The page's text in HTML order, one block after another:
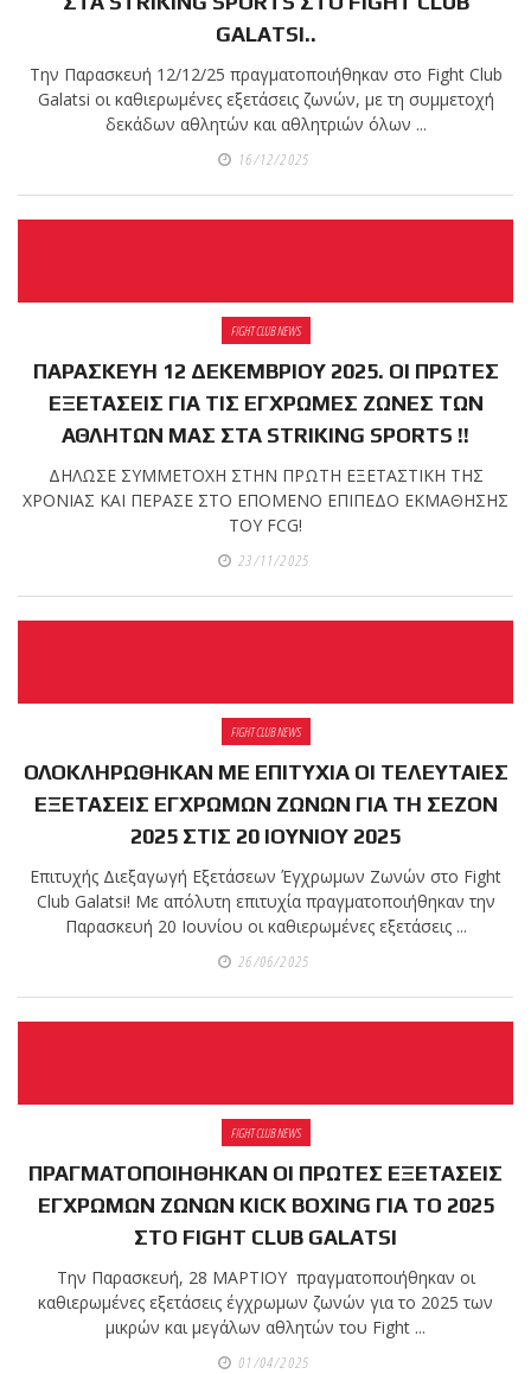
GALATSI..
Την Παρασκευή 12/12/25 πραγματοποιήθηκαν στο Fight Club
Galatsi οι καθιερωμένες εξετάσεις ζωνών, με τη συμμετοχή
δεκάδων αθλητών και αθλητριών όλων ...
16/12/2025
FIGHT CLUB NEWS
ΠΑΡΑΣΚΕΥΗ 12 ΔΕΚΕΜΒΡΙΟΥ 2025. ΟΙ ΠΡΩΤΕΣ
ΕΞΕΤΑΣΕΙΣ ΓΙΑ ΤΙΣ ΕΓΧΡΩΜΕΣ ΖΩΝΕΣ ΤΩΝ
ΑΘΛΗΤΩΝ ΜΑΣ ΣΤΑ STRIKING SPORTS !!
ΔΗΛΩΣΕ ΣΥΜΜΕΤΟΧΗ ΣΤΗΝ ΠΡΩΤΗ ΕΞΕΤΑΣΤΙΚΗ ΤΗΣ
ΧΡΟΝΙΑΣ ΚΑΙ ΠΕΡΑΣΕ ΣΤO ΕΠΟΜΕΝO ΕΠΙΠΕΔΟ ΕΚΜΑΘΗΣΗΣ
ΤΟΥ FCG!
23/11/2025
FIGHT CLUB NEWS
ΟΛΟΚΛΗΡΩΘΗΚΑΝ ΜΕ ΕΠΙΤΥΧΙΑ ΟΙ ΤΕΛΕΥΤΑΙΕΣ
ΕΞΕΤΑΣΕΙΣ ΕΓΧΡΩΜΩΝ ΖΩΝΩΝ ΓΙΑ ΤΗ ΣΕΖΟΝ
2025 ΣΤΙΣ 20 ΙΟΥΝΙΟΥ 2025
Επιτυχής Διεξαγωγή Εξετάσεων Έγχρωμων Ζωνών στο Fight
Club Galatsi! Με απόλυτη επιτυχία πραγματοποιήθηκαν την
Παρασκευή 20 Ιουνίου οι καθιερωμένες εξετάσεις ...
26/06/2025
FIGHT CLUB NEWS
ΠΡΑΓΜΑΤΟΠΟΙΗΘΗΚΑΝ ΟΙ ΠΡΩΤΕΣ ΕΞΕΤΑΣΕΙΣ
ΕΓΧΡΩΜΩΝ ΖΩΝΩΝ KICK BOXING ΓΙΑ ΤΟ 2025
ΣΤΟ FIGHT CLUB GALATSI
Την Παρασκευή, 28 ΜΑΡΤΙΟΥ πραγματοποιήθηκαν οι
καθιερωμένες εξετάσεις έγχρωμων ζωνών για τo 2025 των
μικρών και μεγάλων αθλητών του Fight ...
01/04/2025